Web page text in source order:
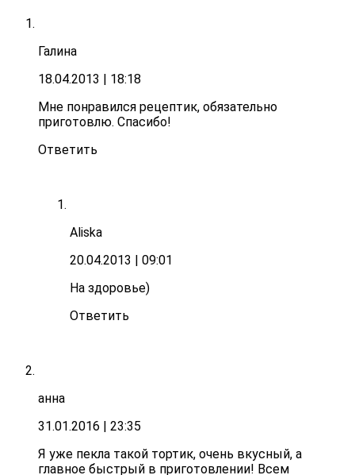
Галина
18.04.2013 | 18:18
Мне понравился рецептик, обязательно
приготовлю. Спасибо!
Ответить
Aliska
20.04.2013 | 09:01
На здоровье)
Ответить
анна
31.01.2016 | 23:35
Я уже пекла такой тортик, очень вкусный, а
главное быстрый в приготовлении! Всем